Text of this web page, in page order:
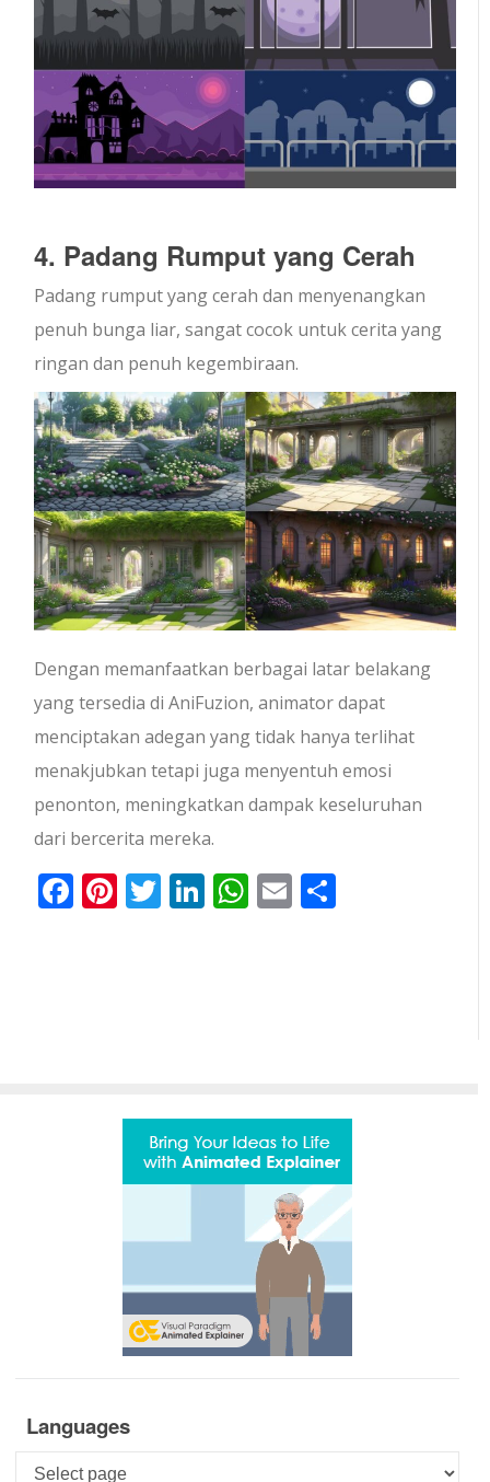
4. Padang Rumput yang Cerah
Padang rumput yang cerah dan menyenangkan
penuh bunga liar, sangat cocok untuk cerita yang
ringan dan penuh kegembiraan.
Dengan memanfaatkan berbagai latar belakang
yang tersedia di AniFuzion, animator dapat
menciptakan adegan yang tidak hanya terlihat
menakjubkan tetapi juga menyentuh emosi
penonton, meningkatkan dampak keseluruhan
dari bercerita mereka.
Facebook
Pinterest
Twitter
LinkedIn
WhatsApp
Email
Languages
Languages